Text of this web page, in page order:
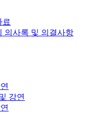
료
의사록 및 의결사항
강연